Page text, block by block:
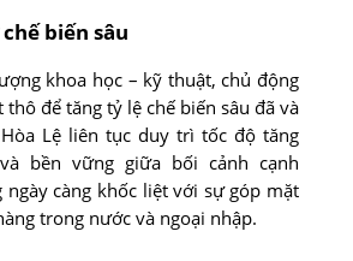
biến sâu
khoa học – kỹ thuật, chủ động
để tăng tỷ lệ chế biến sâu đã và
Lệ liên tục duy trì tốc độ tăng
bền vững giữa bối cảnh cạnh
càng khốc liệt với sự góp mặt
trong nước và ngoại nhập.